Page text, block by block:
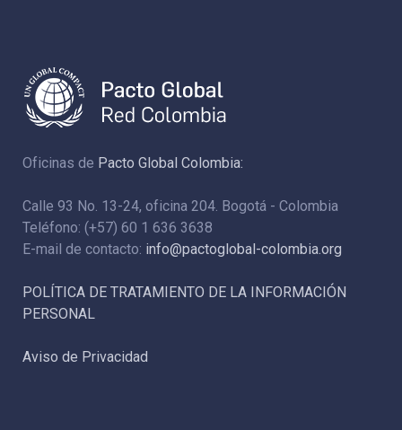
Oficinas de Pacto Global Colombia:
Calle 93 No. 13-24, oficina 204. Bogotá - Colombia
Teléfono: (+57) 60 1 636 3638
E-mail de contacto: info@pactoglobal-colombia.org
POLÍTICA DE TRATAMIENTO DE LA INFORMACIÓN
PERSONAL
Aviso de Privacidad